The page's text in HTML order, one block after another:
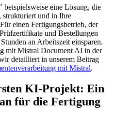
eine Lösung, die
strukturiert und in Ihre
einen Fertigungsbetrieb, der
und Bestellungen
an Arbeitszeit einsparen.
mit Mistral Document AI in der
detailliert in unserem Beitrag
mit Mistral.
KI-Projekt: Ein
für die Fertigung